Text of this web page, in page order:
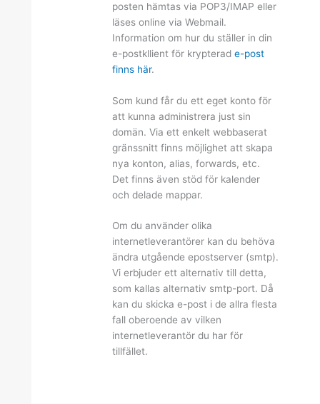
posten hämtas via POP3/IMAP eller
läses online via Webmail.
Information om hur du ställer in din
e-postkllient för krypterade-post
finns här.
Som kund får du ett eget konto för
att kunna administrera just sin
domän. Via ett enkelt webbaserat
gränssnitt finns möjlighet att skapa
nya konton, alias, forwards, etc.
Det finns även stöd för kalender
och delade mappar.
Om du använder olika
internetleverantörer kan du behöva
ändra utgående epostserver (smtp).
Vi erbjuder ett alternativ till detta,
som kallas alternativ smtp-port. Då
kan du skicka e-post i de allra flesta
fall oberoende av vilken
internetleverantör du har för
tillfället.